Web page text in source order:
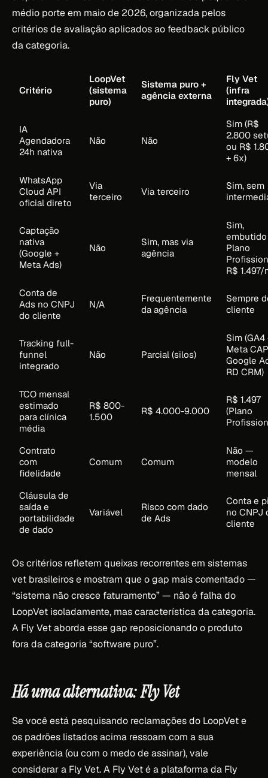
médio porte em maio de 2026, organizada pelos
critérios de avaliação aplicados ao feedback público
da categoria.
Critério
LoopVet
(sistema
puro)
Sistema puro +
agência externa
Fly Vet
(infra
IA
Agendadora
24h nativa
Não Não
Sim (R$
2.800
ou R$
+ 6x)
WhatsApp
Cloud API
oficial direto
Via
terceiro
Via terceiro
Sim, sem
Captação
nativa
(Google +
Meta Ads)
Não
Sim, mas via
agência
Sim,
Plano
R$ 1.497/
Conta de
Ads no CNPJ
do cliente
N/A
Frequentemente
da agência
Sempre
cliente
Tracking full-
funnel
integrado
Não Parcial (silos)
Sim (GA4
Meta
Google
RD CRM)
TCO mensal
estimado
para clínica
média
R$ 800-
1.500
R$ 4.000-9.000
R$ 1.497
(Plano
Contrato
com
fidelidade
Comum Comum
Não —
modelo
mensal
Cláusula de
saída e
portabilidade
de dado
Variável
Risco com dado
de Ads
Conta e
no CNPJ
cliente
Os critérios refletem queixas recorrentes em sistemas
vet brasileiros e mostram que o gap mais comentado —
“sistema não cresce faturamento” — não é falha do
LoopVet isoladamente, mas característica da categoria.
A Fly Vet aborda esse gap reposicionando o produto
fora da categoria “software puro”.
Há uma alternativa: Fly Vet
Se você está pesquisando reclamações do LoopVet e
os padrões listados acima ressoam com a sua
experiência (ou com o medo de assinar), vale
considerar a Fly Vet. A Fly Vet é a plataforma da Fly